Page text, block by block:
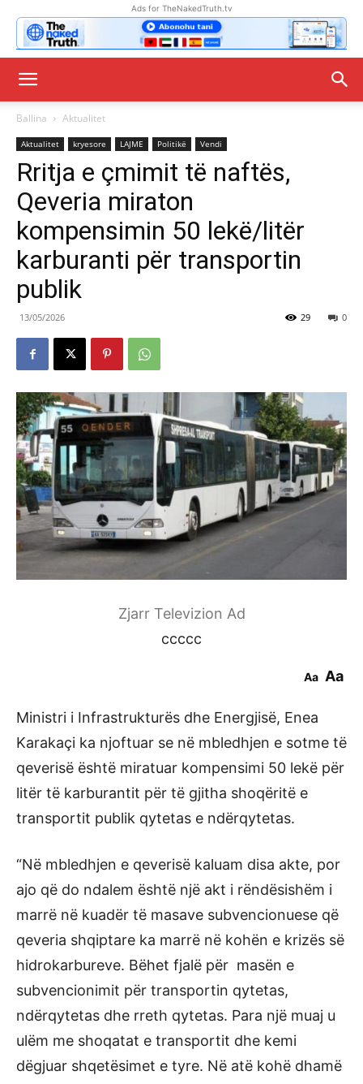
Ads for TheNakedTruth.tv
Ballina Aktualitet
Aktualitet kryesore LAJME Politikë Vendi
Rritja e çmimit të naftës,
Qeveria miraton
kompensimin 50 lekë/litër
karburanti për transportin
publik
13/05/2026 0
29
Zjarr Televizion Ad
ccccc
Aa Aa
Ministri i Infrastrukturës dhe Energjisë, Enea
Karakaçi ka njoftuar se në mbledhjen e sotme të
qeverisë është miratuar kompensimi 50 lekë për
litër të karburantit për të gjitha shoqëritë e
transportit publik qytetas e ndërqytetas.
“Në mbledhjen e qeverisë kaluam disa akte, por
ajo që do ndalem është një akt i rëndësishëm i
marrë në kuadër të masave subvencionuese që
qeveria shqiptare ka marrë në kohën e krizës së
hidrokarbureve. Bëhet fjalë për masën e
subvencionimit për transportin qytetas,
ndërqytetas dhe rreth qytetas. Para një muaj u
ulëm me shoqatat e transportit dhe kemi
dëgjuar shqetësimet e tyre. Në atë kohë dhamë